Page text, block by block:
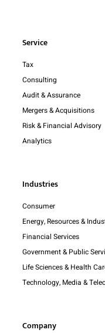
Service
Tax
Consulting
Audit & Assurance
Mergers & Acquisitions
Risk & Financial Advisory
Analytics
Industries
Consumer
Energy, Resources &
Financial Services
Government & Public
Life Sciences & Health
Technology, Media &
Company